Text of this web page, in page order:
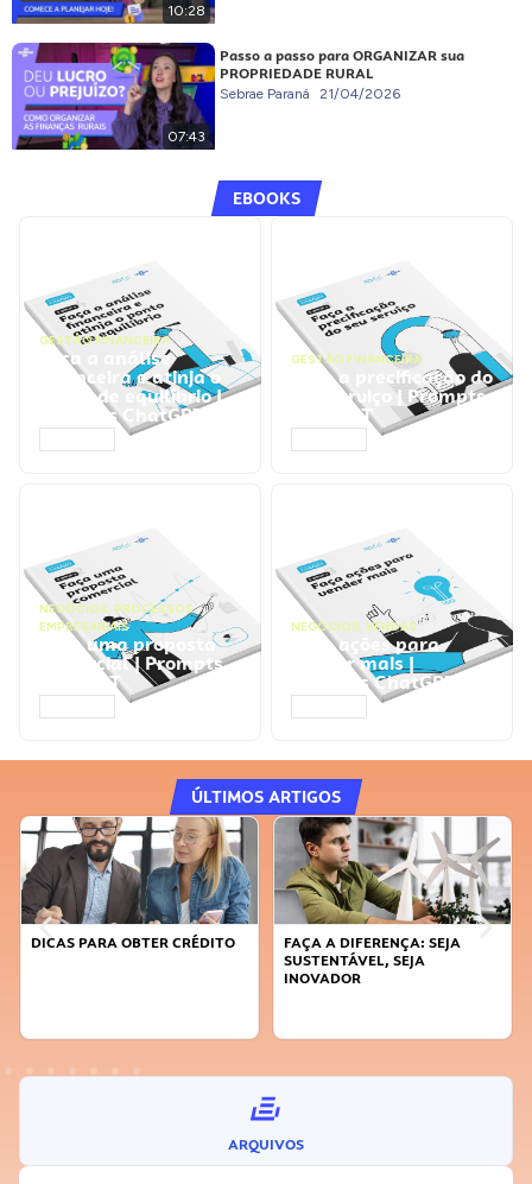
10:28
07:43
Passo a passo para ORGANIZAR sua
PROPRIEDADE RURAL
Sebrae Paraná 21/04/2026
EBOOKS
GESTÃO FINANCEIRA
Faça a análise
financeira e atinja o
ponto de equilíbrio |
Prompts ChatGPT
GESTÃO FINANCEIRA
Faça a precificação do
seu serviço | Prompts
ChatGPT
NEGÓCIOS, PROCESSOS
EMPRESARIAIS
Faça uma proposta
comercial | Prompts
ChatGPT
NEGÓCIOS, VENDAS
Faça ações para
vender mais |
Prompts ChatGPT
ÚLTIMOS ARTIGOS
DICAS PARA OBTER CRÉDITO
FAÇA A DIFERENÇA: SEJA
SUSTENTÁVEL, SEJA
INOVADOR
ARQUIVOS